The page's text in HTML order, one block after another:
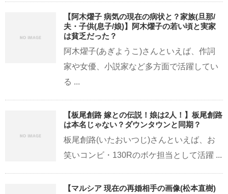
【阿木燿子 病気の現在の病状と？家族(旦那/
夫・子供(息子/娘)】阿木燿子の若い頃と実家
は貧乏だった？
阿木燿子(あぎようこ)さんといえば、作詞
家や女優、小説家など多方面で活躍してい
る ...
【板尾創路 嫁との伝説！娘は2人！】板尾創路
は本名じゃない？ダウンタウンと同期？
板尾創路(いたおいつじ)さんといえば、お
笑いコンビ・130Rのボケ担当として活躍 ...
【マルシア 現在の再婚相手の画像(松本直樹)